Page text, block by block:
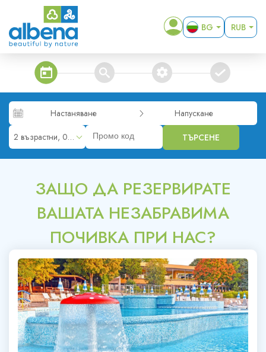
BG
DE
RUB
KZT
MKD
steps_calendar search extra_services confirm
Настаняване
Напускане
2 възрастни, 0 деца
ТЪРСЕНЕ
ЗАЩО ДА РЕЗЕРВИРАТЕ
ВАШАТА НЕЗАБРАВИМА
ПОЧИВКА ПРИ НАС?